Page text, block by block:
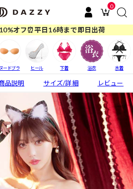
0
オフ⏰平日16時まで即日出荷
ヌードブラ ヒール 下着 浴衣 水着
品説明 サイズ/詳細 レビュー